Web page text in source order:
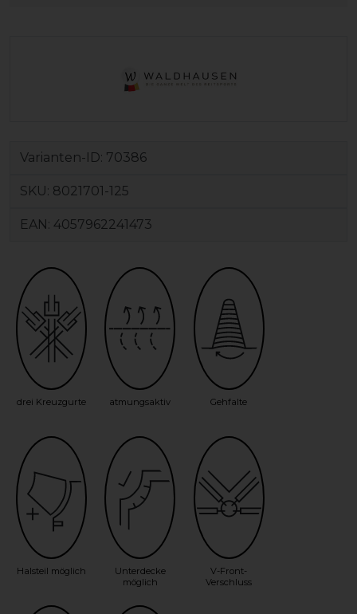
Varianten-ID: 70386
SKU: 8021701-125
EAN: 4057962241473
drei Kreuzgurte atmungsaktiv Gehfalte
Halsteil möglich
Unterdecke
möglich
V-Front-
Verschluss